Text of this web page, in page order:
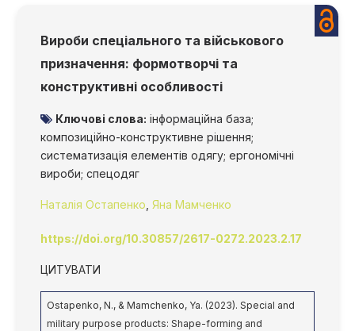
Вироби спеціального та військового
призначення: формотворчі та
конструктивні особливості
Ключові слова: інформаційна база;
композиційно-конструктивне рішення;
систематизація елементів одягу; ергономічні
вироби; спецодяг
Наталія Остапенко Яна Мамченко
https://doi.org/10.30857/2617-0272.2023.2.17
ЦИТУВАТИ
Ostapenko, N., & Mamchenko, Ya. (2023). Special and
military purpose products: Shape-forming and